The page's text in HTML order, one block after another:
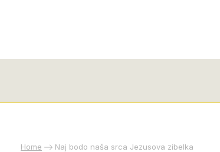
Home Naj bodo naša srca Jezusova zibelka